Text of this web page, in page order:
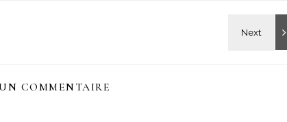
COMMENTAIRE